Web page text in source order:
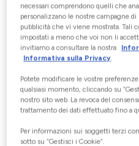
Whatsapp
Titolo
Nome
necessari comprendono quelli che
personalizzano le nostre campagne
pubblicità che vi viene mostrata. Tali
impostati a meno che voi non li
invitiamo a consultare la nostra
Informativa sulla Privacy.
Potete modificare le vostre
qualsiasi momento, cliccando su
nostro sito web. La revoca del
trattamento dei dati effettuato fino a
Per informazioni sui soggetti terzi
sotto su “Gestisci i Cookie”.